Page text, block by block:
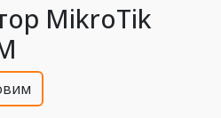
MikroTik